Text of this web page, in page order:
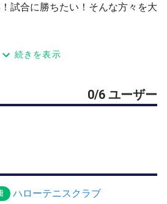
試合に勝ちたい！そんな方々を大
を対象とさせていただいてます！
レッスン。
ぐに試せます！
す！
続きを表示
0/6 ユーザー
ハローテニスクラブ